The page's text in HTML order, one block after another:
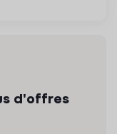
d'offres